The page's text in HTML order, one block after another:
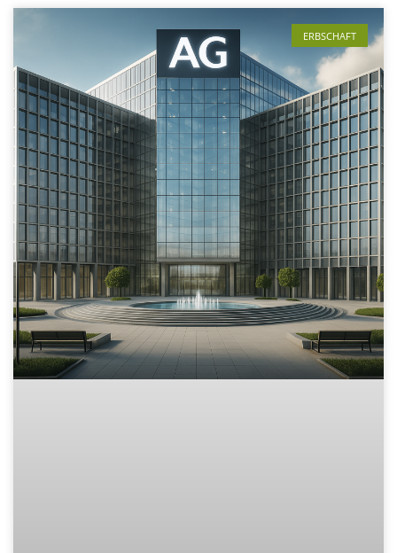
ERBSCHAFT